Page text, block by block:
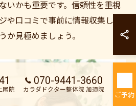
いかも重要です。信頼性を重視
や口コミで事前に情報収集し、
か見極めましょう。
尾院
070-9441-3660
カラダドクター整体院 加須院
ご予約
カラダドクター整
カラダドクター